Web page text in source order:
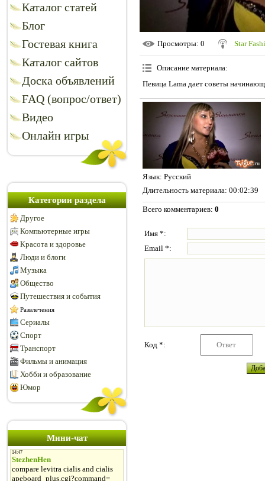
Каталог статей
Блог
Гостевая книга
Каталог сайтов
Доска объявлений
FAQ (вопрос/ответ)
Видео
Онлайн игры
Категории раздела
Другое
Компьютерные игры
Красота и здоровье
Люди и блоги
Музыка
Общество
Путешествия и события
Развлечения
Сериалы
Спорт
Транспорт
Фильмы и анимация
Хобби и образование
Юмор
Мини-чат
Просмотры: 0 Star
Описание материала:
Певица Lama дает советы
Язык: Русский
Длительность материала: 00:02:39
Всего комментариев: 0
Имя *:
Email *:
Код *: